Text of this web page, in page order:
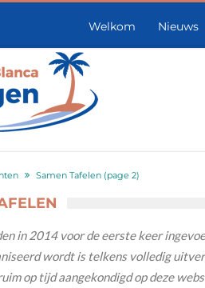
Welkom Nieuws
Samen Tafelen (page 2)
in 2014 voor de eerste keer
wordt is telkens volledig
op tijd aangekondigd op deze